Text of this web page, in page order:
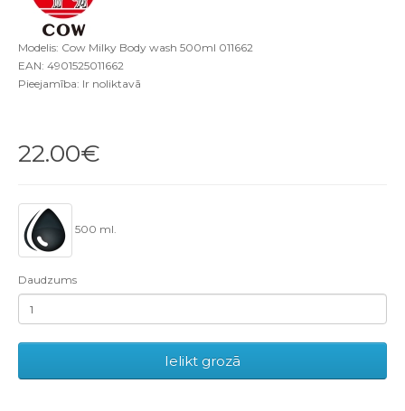
Modelis: Cow Milky Body wash 500ml 011662
EAN: 4901525011662
Pieejamība: Ir noliktavā
22.00€
500 ml.
Daudzums
Ielikt grozā